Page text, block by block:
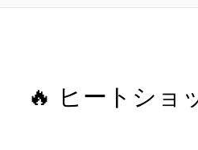
🔥 ヒートショ